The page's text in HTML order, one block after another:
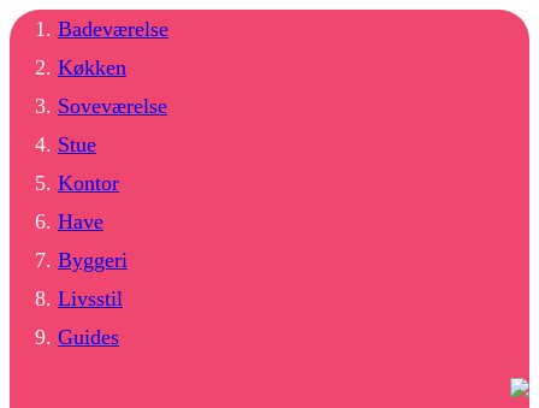
Badeværelse
Køkken
Soveværelse
Stue
Kontor
Have
Byggeri
Livsstil
Guides